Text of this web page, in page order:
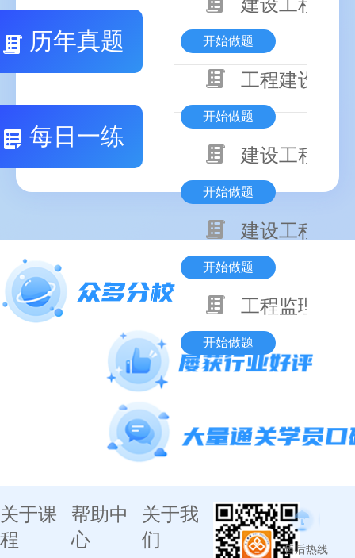
历年真题
每日一练
建设工程勘
开始做题
工程建设程
开始做题
建设工程施
开始做题
建设工程监
开始做题
工程监理企
开始做题
关于课
程
帮助中
心
关于我
们
售后热线